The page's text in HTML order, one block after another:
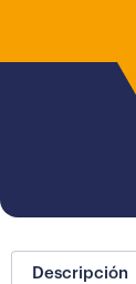
Descripción